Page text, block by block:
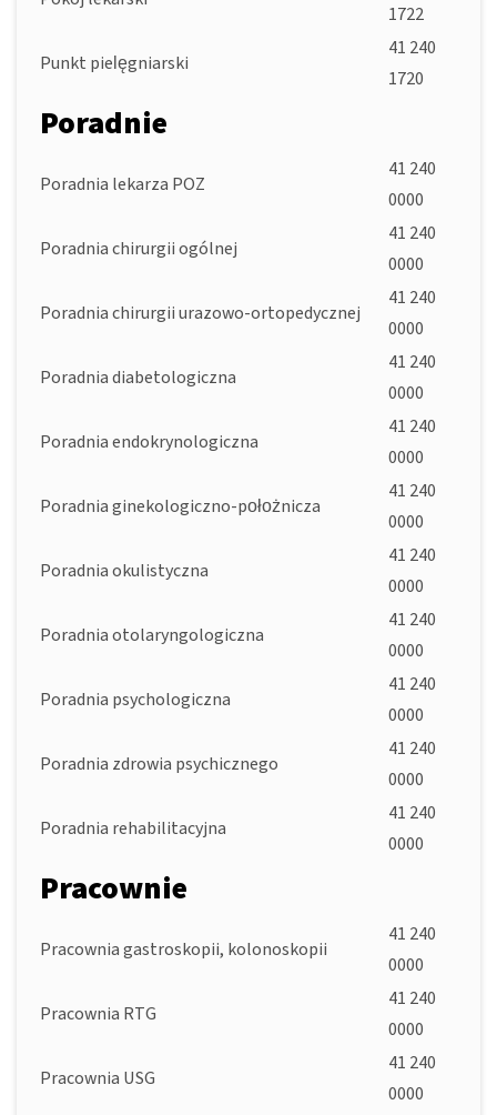
1722
Punkt pielęgniarski
41 240
1720
Poradnie
Poradnia lekarza POZ
41 240
0000
Poradnia chirurgii ogólnej
41 240
0000
Poradnia chirurgii urazowo-ortopedycznej
41 240
0000
Poradnia diabetologiczna
41 240
0000
Poradnia endokrynologiczna
41 240
0000
Poradnia ginekologiczno-położnicza
41 240
0000
Poradnia okulistyczna
41 240
0000
Poradnia otolaryngologiczna
41 240
0000
Poradnia psychologiczna
41 240
0000
Poradnia zdrowia psychicznego
41 240
0000
Poradnia rehabilitacyjna
41 240
0000
Pracownie
Pracownia gastroskopii, kolonoskopii
41 240
0000
Pracownia RTG
41 240
0000
Pracownia USG
41 240
0000